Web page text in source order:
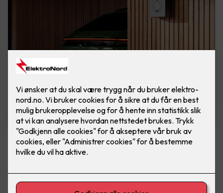
Zaptec Go 2
som tar alt det gode fra originalen, og løfter
det ett hakk opp.